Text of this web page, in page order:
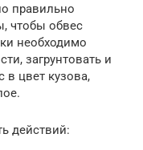
правильно
чтобы обвес
необходимо
загрунтовать и
в цвет кузова,
действий: